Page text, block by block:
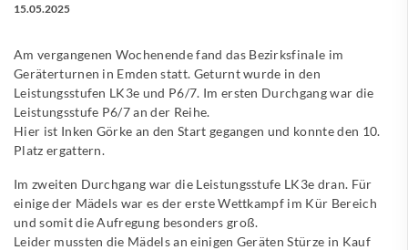
15.05.2025
Am vergangenen Wochenende fand das Bezirksfinale im
Geräterturnen in Emden statt. Geturnt wurde in den
Leistungsstufen LK3e und P6/7. Im ersten Durchgang war die
Leistungsstufe P6/7 an der Reihe.
Hier ist Inken Görke an den Start gegangen und konnte den 10.
Platz ergattern.
Im zweiten Durchgang war die Leistungsstufe LK3e dran. Für
einige der Mädels war es der erste Wettkampf im Kür Bereich
und somit die Aufregung besonders groß.
Leider mussten die Mädels an einigen Geräten Stürze in Kauf